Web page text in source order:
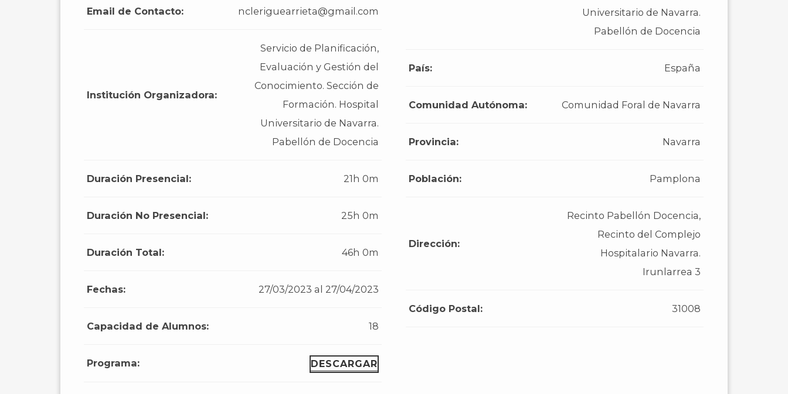
Email de Contacto: ncleriguearrieta@gmail.com
Institución Organizadora:
Servicio de Planificación,
Evaluación y Gestión del
Conocimiento. Sección de
Formación. Hospital
Universitario de Navarra.
Pabellón de Docencia
Duración Presencial: 21h 0m
Duración No Presencial: 25h 0m
Duración Total: 46h 0m
Fechas: 27/03/2023 al 27/04/2023
Capacidad de Alumnos: 18
Programa: DESCARGAR
Universitario de Navarra.
Pabellón de Docencia
País: España
Comunidad Autónoma: Comunidad Foral de Navarra
Provincia: Navarra
Población: Pamplona
Dirección:
Recinto Pabellón Docencia,
Recinto del Complejo
Hospitalario Navarra.
Irunlarrea 3
Código Postal: 31008